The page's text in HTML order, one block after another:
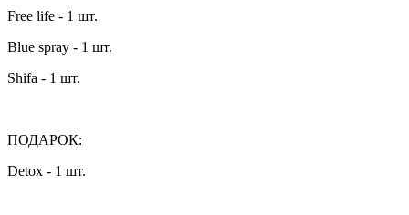
Free life - 1 шт.
Blue spray - 1 шт.
Shifa - 1 шт.
ПОДАРОК:
Detox - 1 шт.